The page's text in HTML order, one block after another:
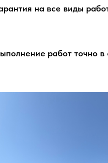
на все виды
работ точно в